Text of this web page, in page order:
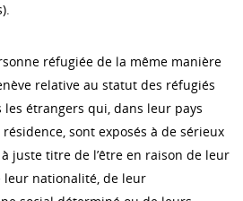
réfugiée de la même manière
relative au statut des réfugiés
les étrangers qui, dans leur pays
sont exposés à de sérieux
juste titre de l’être en raison de leur
leur nationalité, de leur